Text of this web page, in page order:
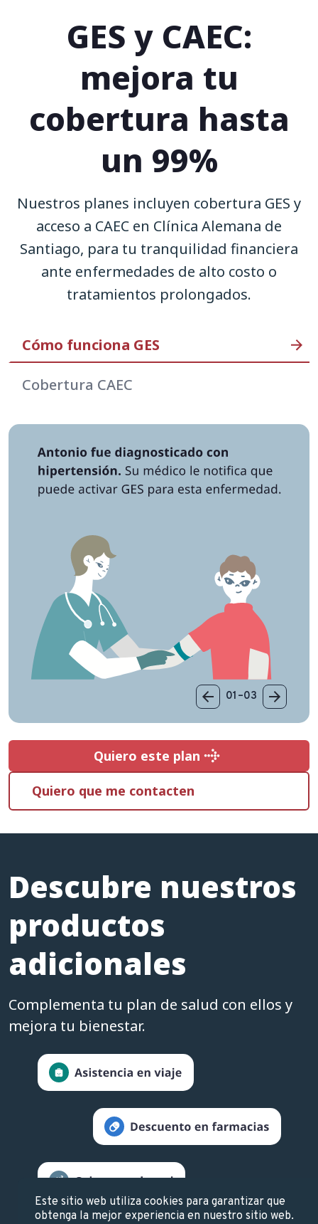
GES y CAEC:
mejora tu
cobertura hasta
un 99%
Nuestros planes incluyen cobertura GES y
acceso a CAEC en Clínica Alemana de
Santiago, para tu tranquilidad financiera
ante enfermedades de alto costo o
tratamientos prolongados.
Cómo funciona GES
Cobertura CAEC
01–03
Quiero este plan
Quiero este plan
Quiero que me contacten
Descubre nuestros
productos
adicionales
Complementa tu plan de salud con ellos y
mejora tu bienestar.
Este sitio web utiliza cookies para garantizar que
obtenga la mejor experiencia en nuestro sitio web.